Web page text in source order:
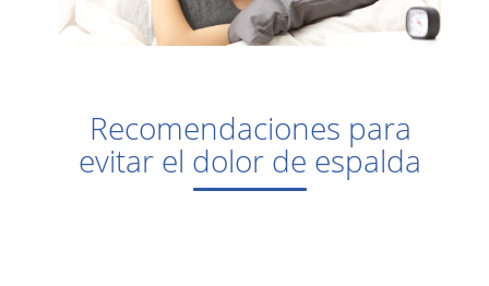
Recomendaciones para
evitar el dolor de espalda